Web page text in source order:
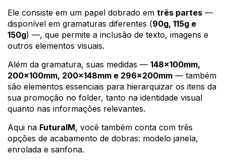
Ele consiste em um papel dobrado em três partes —
disponível em gramaturas diferentes (90g, 115g e
150g) —, que permite a inclusão de texto, imagens e
outros elementos visuais.
Além da gramatura, suas medidas — 148x100mm,
200x100mm, 200x148mm e 296x200mm — também
são elementos essenciais para hierarquizar os itens da
sua promoção no folder, tanto na identidade visual
quanto nas informações relevantes.
Aqui na FuturaIM, você também conta com três
opções de acabamento de dobras: modelo janela,
enrolada e sanfona.